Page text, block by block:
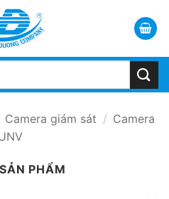
Camera giám sát / Camera
PHẨM